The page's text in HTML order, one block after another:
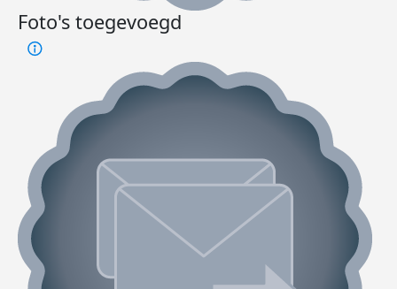
Foto's toegevoegd